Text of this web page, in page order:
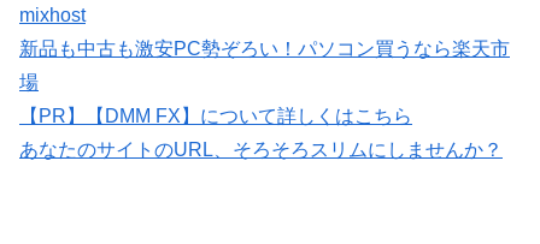
mixhost
新品も中古も激安PC勢ぞろい！パソコン買うなら楽天市
場
【PR】【DMM FX】について詳しくはこちら
あなたのサイトのURL、そろそろスリムにしませんか？